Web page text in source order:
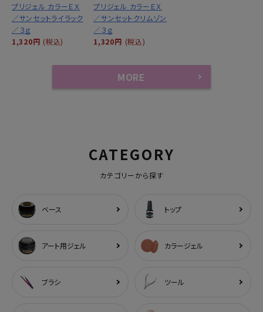
プリジェル カラーＥＸ
／サンセットライラック
／３ｇ
1,320円 (税込)
プリジェル カラーＥＸ
／サンセットクリムゾン
／３ｇ
1,320円 (税込)
MORE
CATEGORY
カテゴリーから探す
ベース トップ
アート用ジェル カラージェル
ブラシ ツール